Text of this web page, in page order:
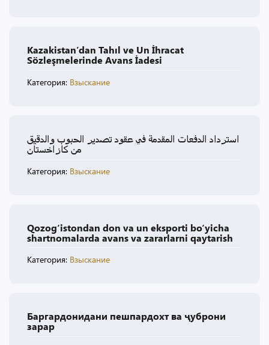
Kazakistan’dan Tahıl ve Un İhracat
Sözleşmelerinde Avans İadesi
Категория: Взыскание
استرداد الدفعات المقدمة في عقود تصدير الحبوب والدقيق
من كازاخستان
Категория: Взыскание
Qozog‘istondan don va un eksporti bo‘yicha
shartnomalarda avans va zararlarni qaytarish
Категория: Взыскание
Баргардонидани пешпардохт ва ҷуброни
зарар